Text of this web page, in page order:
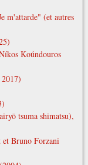
m'attarde" (et autres
Koúndouros
tsuma shimatsu),
et Bruno Forzani